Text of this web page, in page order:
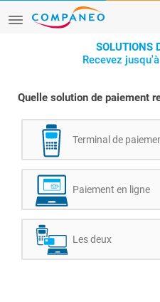
SOLUTIONS
Recevez
Quelle solution de paiement
Terminal de
Paiement en ligne
Les deux